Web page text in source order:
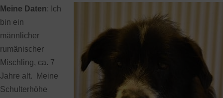
Meine Daten: Ich
bin ein
männlicher
rumänischer
Mischling, ca. 7
Jahre alt. Meine
Schulterhöhe